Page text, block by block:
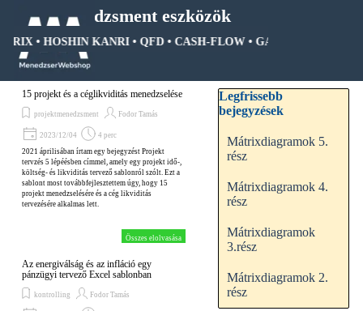
Menedzsment eszközök
• HOSHIN KANRI • QFD • CASH-FLOW • GANTT DIAGRAM •
Ugrás a menüre
15 projekt és a céglikviditás menedzselése
projektmenedzsment Fodor Tamás
2023/12/04
4 perc
2021 áprilisában írtam egy bejegyzést Projekt
tervzés 5 lépéésben címmel, amely egy projekt idő-,
költség- és likviditás tervező sablonról szólt. Ezt a
sablont most továbbfejlesztettem úgy, hogy 15
projekt menedzselésére és a cég likviditás
tervezésére alkalmas lett.
Összes elolvasása
Az energiválság és az infláció egy
pánzügyi tervező Excel sablonban
kontrolling Fodor Tamás
Kihagy blokk Legfrissebb
Legfrissebb
bejegyzések
Mátrixdiagramok 5.
rész
Mátrixdiagramok 4.
rész
Mátrixdiagramok
3.rész
Mátrixdiagramok 2.
rész